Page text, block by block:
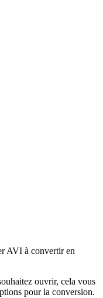
AVI à convertir en
ouvrir, cela vous
pour la conversion.